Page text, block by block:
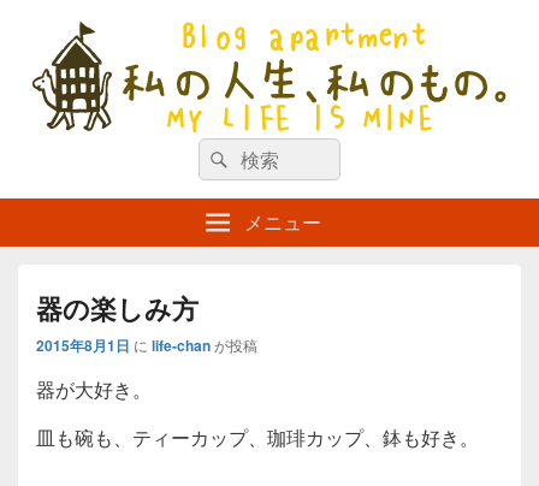
私の人生、私のもの。【新館】
検
索
対
象:
検
索
メニュー
器の楽しみ方
2015年8月1日 に life-chanが投稿
器が大好き。
皿も碗も、ティーカップ、珈琲カップ、鉢も好き。